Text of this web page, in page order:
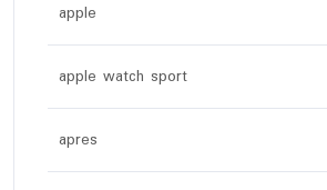
apple
apple watch sport
apres